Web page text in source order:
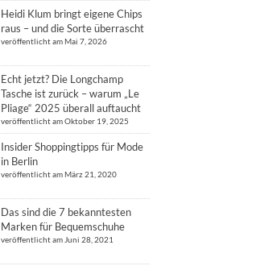
Heidi Klum bringt eigene Chips
raus – und die Sorte überrascht
veröffentlicht am Mai 7, 2026
Echt jetzt? Die Longchamp
Tasche ist zurück – warum „Le
Pliage“ 2025 überall auftaucht
veröffentlicht am Oktober 19, 2025
Insider Shoppingtipps für Mode
in Berlin
veröffentlicht am März 21, 2020
Das sind die 7 bekanntesten
Marken für Bequemschuhe
veröffentlicht am Juni 28, 2021